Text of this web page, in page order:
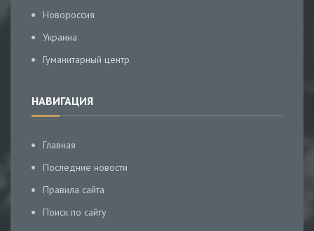
Новороссия
Украина
Гуманитарный центр
НАВИГАЦИЯ
Главная
Последние новости
Правила сайта
Поиск по сайту